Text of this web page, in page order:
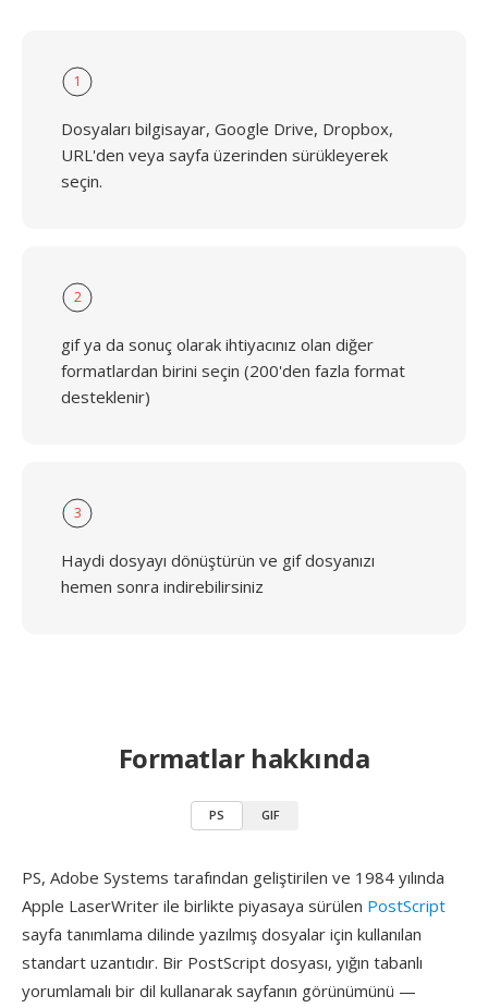
1
Dosyaları bilgisayar, Google Drive, Dropbox,
URL'den veya sayfa üzerinden sürükleyerek
seçin.
2
gif ya da sonuç olarak ihtiyacınız olan diğer
formatlardan birini seçin (200'den fazla format
desteklenir)
3
Haydi dosyayı dönüştürün ve gif dosyanızı
hemen sonra indirebilirsiniz
Formatlar hakkında
PS GIF
PS, Adobe Systems tarafından geliştirilen ve 1984 yılında
Apple LaserWriter ile birlikte piyasaya sürülen PostScript
sayfa tanımlama dilinde yazılmış dosyalar için kullanılan
standart uzantıdır. Bir PostScript dosyası, yığın tabanlı
yorumlamalı bir dil kullanarak sayfanın görünümünü —